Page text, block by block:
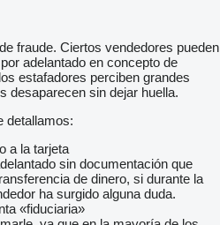
fraude. Ciertos vendedores pueden
adelantado en concepto de
estafadores perciben grandes
desaparecen sin dejar huella.
detallamos:
a la tarjeta
sin documentación que
de dinero, si durante la
ha surgido alguna duda.
«fiduciaria»